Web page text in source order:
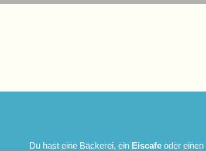
Du hast eine Bäckerei, ein Eiscafe oder einen